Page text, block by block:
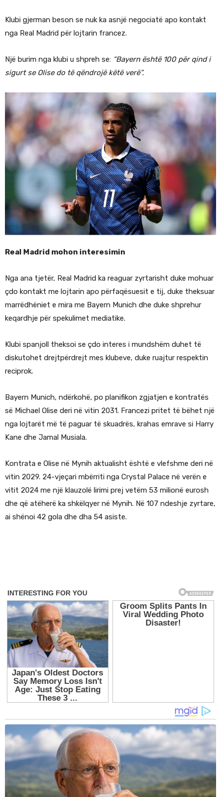
Klubi gjerman beson se nuk ka asnjë negociatë apo kontakt
nga Real Madrid për lojtarin francez.
Një burim nga klubi u shpreh se: “Bayern është 100 për qind i
sigurt se Olise do të qëndrojë këtë verë”.
Real Madrid mohon interesimin
Nga ana tjetër, Real Madrid ka reaguar zyrtarisht duke mohuar
çdo kontakt me lojtarin apo përfaqësuesit e tij, duke theksuar
marrëdhëniet e mira me Bayern Munich dhe duke shprehur
keqardhje për spekulimet mediatike.
Klubi spanjoll theksoi se çdo interes i mundshëm duhet të
diskutohet drejtpërdrejt mes klubeve, duke ruajtur respektin
reciprok.
Bayern Munich, ndërkohë, po planifikon zgjatjen e kontratës
së Michael Olise deri në vitin 2031. Francezi pritet të bëhet një
nga lojtarët më të paguar të skuadrës, krahas emrave si Harry
Kane dhe Jamal Musiala.
Kontrata e Olise në Mynih aktualisht është e vlefshme deri në
vitin 2029. 24-vjeçari mbërriti nga Crystal Palace në verën e
vitit 2024 me një klauzolë lirimi prej vetëm 53 milionë eurosh
dhe që atëherë ka shkëlqyer në Mynih. Në 107 ndeshje zyrtare,
ai shënoi 42 gola dhe dha 54 asiste.